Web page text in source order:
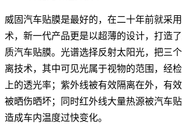
威固汽车贴膜是最好的，在二十年前就采
术，新一代产品更是以超薄的设计，打造
质汽车贴膜。光谱选择反射太阳光，把三
离技术，其中可见光属于视物的范围，经
上的透光率；紫外线被有效隔离在外，有
被晒伤晒坏；同时红外线大量热源被汽车
造成车内温度过快变化。